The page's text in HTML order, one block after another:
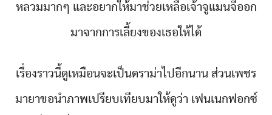
หลวมมากๆ และอยากให้มาช่วยเหลือเจ้าจูแมนจี้ออก
มาจากการเลี้ยงของเธอให้ได้
เรื่องราวนี้ดูเหมือนจะเป็นดราม่าไปอีกนาน ส่วนเพชร
มายาขอนำภาพเปรียบเทียบมาให้ดูว่า เฟนเนกฟอกซ์